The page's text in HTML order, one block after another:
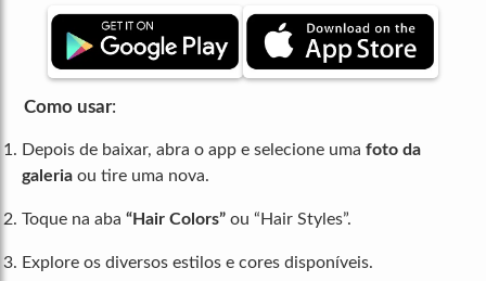
Como usar:
Depois de baixar, abra o app e selecione uma foto da
galeria ou tire uma nova.
Toque na aba “Hair Colors” ou “Hair Styles”.
Explore os diversos estilos e cores disponíveis.